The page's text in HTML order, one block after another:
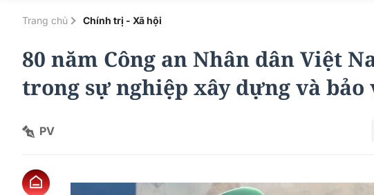
Trang chủ Chính trị - Xã hội
80 năm Công an Nhân dân Việt
trong sự nghiệp xây dựng và bảo
PV